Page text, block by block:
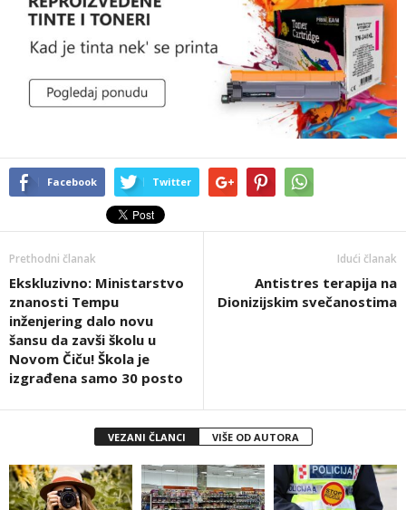
Facebook Twitter
Prethodni članak
Ekskluzivno: Ministarstvo
znanosti Tempu
inženjering dalo novu
šansu da zavši školu u
Novom Čiču! Škola je
izgrađena samo 30 posto
Idući članak
Antistres terapija na
Dionizijskim svečanostima
VEZANI ČLANCI VIŠE OD AUTORA